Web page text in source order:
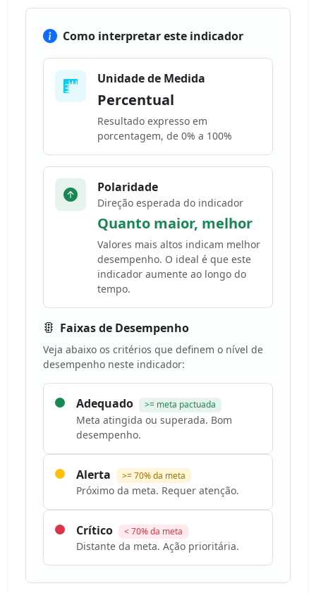
Como interpretar este indicador
Unidade de Medida
Percentual
Resultado expresso em
porcentagem, de 0% a 100%
Polaridade
Direção esperada do indicador
Quanto maior, melhor
Valores mais altos indicam melhor
desempenho. O ideal é que este
indicador aumente ao longo do
tempo.
Faixas de Desempenho
Veja abaixo os critérios que definem o nível de
desempenho neste indicador:
Adequado >= meta pactuada
Meta atingida ou superada. Bom
desempenho.
Alerta >= 70% da meta
Próximo da meta. Requer atenção.
Crítico < 70% da meta
Distante da meta. Ação prioritária.